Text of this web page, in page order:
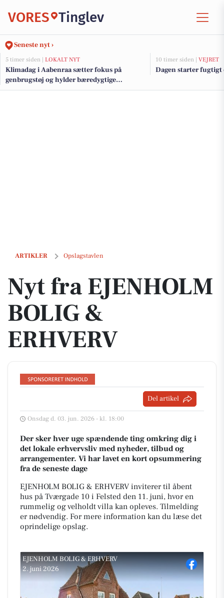
VORES Tinglev
Seneste nyt ›
5 timer siden | LOKALT NYT
Klimadag i Aabenraa sætter fokus på
genbrugstøj og hylder bæredygtige
initiativer med klimapris
10 timer siden | VEJRET
Dagen starter
ARTIKLER Opslagstavlen
Nyt fra EJENHOLM BOLIG & ERHVERV
Nyt fra EJENHOLM
BOLIG &
ERHVERV
Del artikel
Onsdag d. 03. jun. 2026 - kl. 18:00
Der sker hver uge spændende ting omkring dig i
det lokale erhvervsliv med nyheder, tilbud og
arrangementer. Vi har lavet en kort opsummering
fra de seneste dage
EJENHOLM BOLIG & ERHVERV inviterer til åbent
hus på Tværgade 10 i Felsted den 11. juni, hvor en
rummelig og velholdt villa kan opleves. Tilmelding
er nødvendig. For mere information kan du læse det
oprindelige opslag.
EJENHOLM BOLIG & ERHVERV
2. juni 2026